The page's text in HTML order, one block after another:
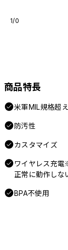
1/0
商品特長
米軍MIL規格超
防汚性
カスタマイズ
ワイヤレス充
正常に動作しな
BPA不使用